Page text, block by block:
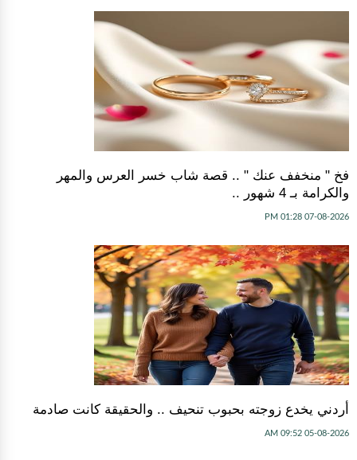
فخ " منخفف عنك " .. قصة شاب خسر العرس والمهر
والكرامة بـ 4 شهور ..
07-08-2026 01:28 PM
أردني يخدع زوجته بحبوب تنحيف .. والحقيقة كانت صادمة
05-08-2026 09:52 AM